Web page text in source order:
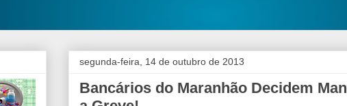
segunda-feira, 14 de outubro de 2013
Bancários do Maranhão Decidem